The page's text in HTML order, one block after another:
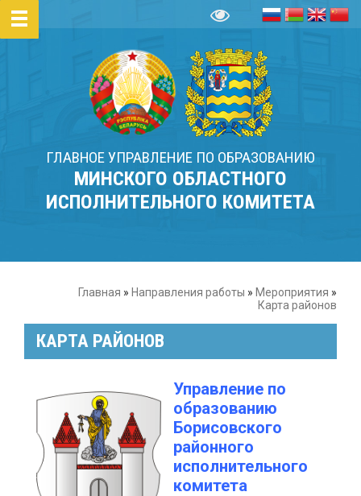
ГЛАВНОЕ УПРАВЛЕНИЕ ПО ОБРАЗОВАНИЮ
МИНСКОГО ОБЛАСТНОГО
ИСПОЛНИТЕЛЬНОГО КОМИТЕТА
Главная » Направления работы » Мероприятия »
Карта районов
КАРТА РАЙОНОВ
Управление по
образованию
Борисовского
районного
исполнительного
комитета